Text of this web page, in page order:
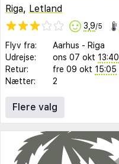
Riga, Letland
3,9/5
Flyv fra: Aarhus - Riga
Udrejse:
ons 07 okt 13:40
Retur:
fre 09 okt 15:05
Nætter:
2
Flere valg